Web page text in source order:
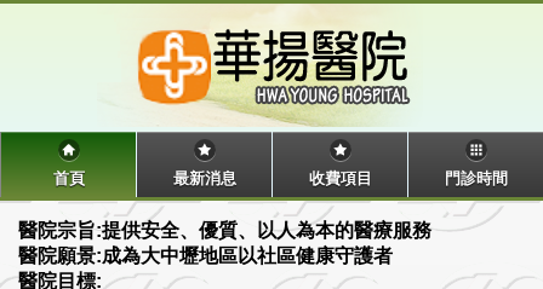
首頁 最新消息 收費項目 門診時間
醫院宗旨:提供安全、優質、以人為本的醫療服務
醫院願景:成為大中壢地區以社區健康守護者
醫院目標: